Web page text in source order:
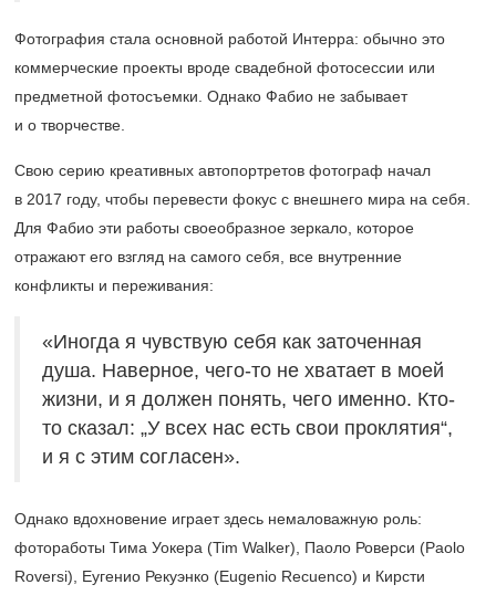
Фотография стала основной работой Интерра: обычно это
коммерческие проекты вроде свадебной фотосессии или
предметной фотосъемки. Однако Фабио не забывает
и о творчестве.
Свою серию креативных автопортретов фотограф начал
в 2017 году, чтобы перевести фокус с внешнего мира на себя.
Для Фабио эти работы своеобразное зеркало, которое
отражают его взгляд на самого себя, все внутренние
конфликты и переживания:
«Иногда я чувствую себя как заточенная
душа. Наверное, чего-то не хватает в моей
жизни, и я должен понять, чего именно. Кто-
то сказал: „У всех нас есть свои проклятия“,
и я с этим согласен».
Однако вдохновение играет здесь немаловажную роль:
фотоработы Тима Уокера (Tim Walker), Паоло Роверси (Paolo
Roversi), Еугенио Рекуэнко (Eugenio Recuenco) и Кирсти